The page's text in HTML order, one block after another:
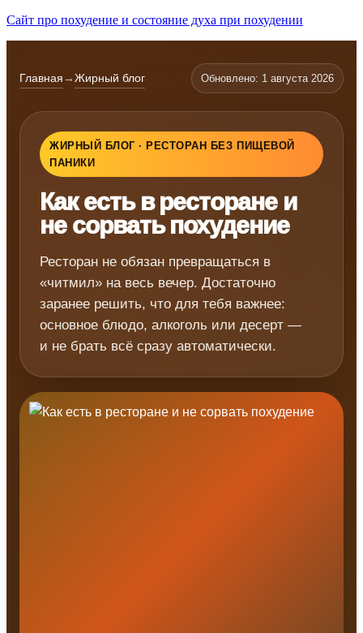
Сайт про похудение и состояние духа при похудении
Главная →Жирный блог Обновлено: 1 августа 2026
ЖИРНЫЙ БЛОГ · РЕСТОРАН БЕЗ ПИЩЕВОЙ
ПАНИКИ
Как есть в ресторане и
не сорвать похудение
Ресторан не обязан превращаться в
«читмил» на весь вечер. Достаточно
заранее решить, что для тебя важнее:
основное блюдо, алкоголь или десерт —
и не брать всё сразу автоматически.